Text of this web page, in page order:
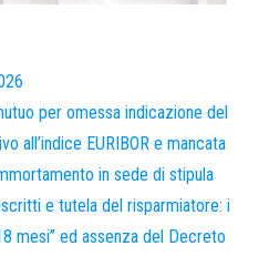
per omessa indicazione del
all’indice EURIBOR e mancata
in sede di stipula
e tutela del risparmiatore: i
mesi” ed assenza del Decreto